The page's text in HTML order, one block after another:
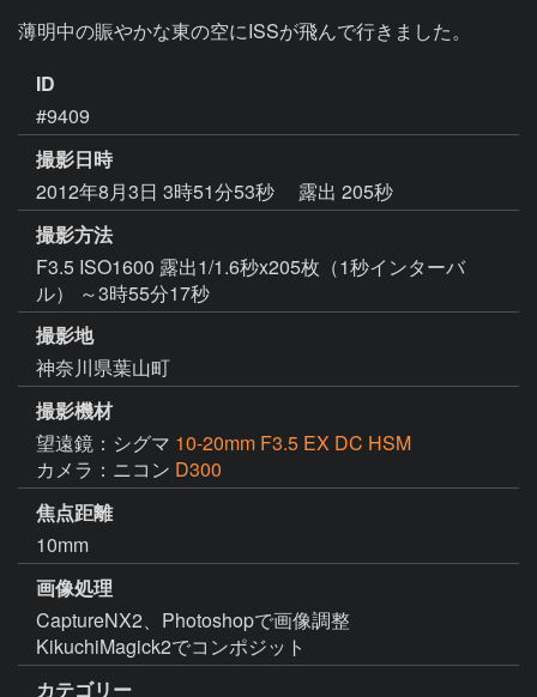
薄明中の賑やかな東の空にISSが飛んで行きました。
ID
#9409
撮影日時
2012年8月3日 3時51分53秒
露出 205秒
撮影方法
F3.5 ISO1600 露出1/1.6秒x205枚（1秒インターバ
ル） ～3時55分17秒
撮影地
神奈川県葉山町
撮影機材
望遠鏡：シグマ 10-20mm F3.5 EX DC HSM
カメラ：ニコン D300
焦点距離
10mm
画像処理
CaptureNX2、Photoshopで画像調整
KikuchiMagick2でコンポジット
カテゴリー